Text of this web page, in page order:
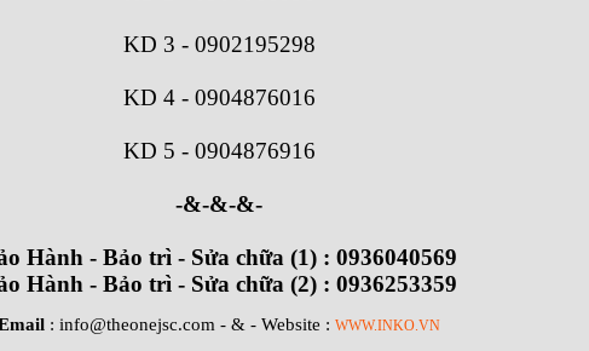
KD 3 - 0902195298
KD 4 - 0904876016
KD 5 - 0904876916
-&-&-&-
Hành - Bảo trì - Sửa chữa (1) : 0936040569
Hành - Bảo trì - Sửa chữa (2) : 0936253359
: info@theonejsc.com - & - Website : WWW.INKO.VN